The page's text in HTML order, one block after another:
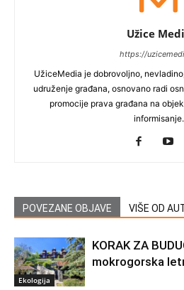
Užice
https://
UžiceMedia je dobrovoljno,
udruženje građana, osnovano radi
promocije prava građana na
informisanje.
POVEZANE OBJAVE VIŠE OD
Ekologija
KORAK ZA
mokrogorska